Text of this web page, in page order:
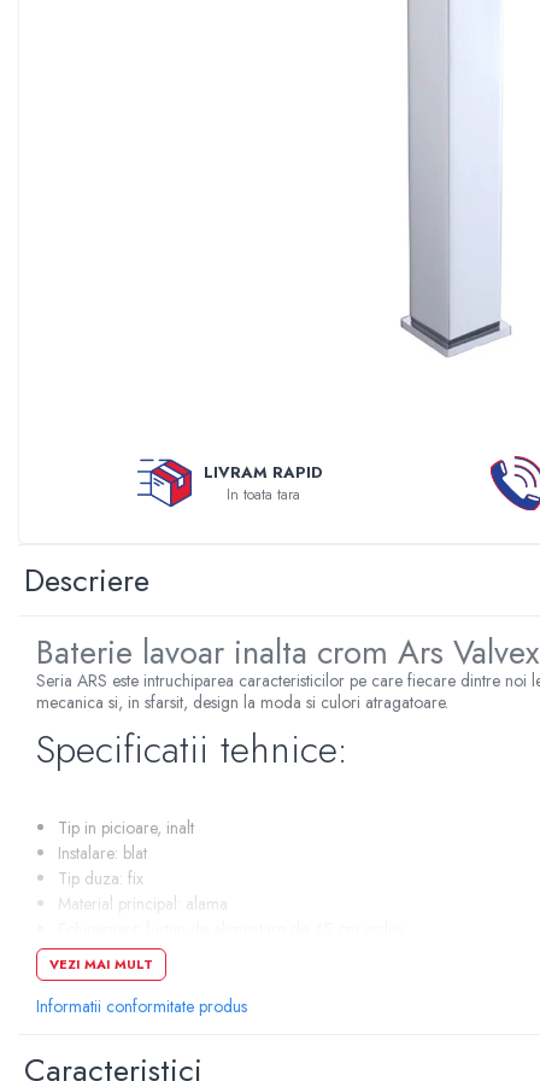
Echipamente HORECA
Accesorii consumabile sterilizator
Carcase Filtre apa
Accesorii consumabile
dedurizatoare apa
Incalzire in pardoseala
Automatizare incalzire in
pardoseala
Kituri incalzire in pardoseala
pardoseala
Distribuitoare incalzire pardoseala
Grup amestec si pompare incalzire
LIVRAM RAPID
In toata tara
Descriere
Baterie lavoar inalta crom Ars
Seria ARS este intruchiparea caracteristicilor pe care fiecare dintre
mecanica si, in sfarsit, design la moda si culori atragatoare.
Specificatii tehnice:
Tip in picioare, inalt
Instalare: blat
Tip duza: fix
Material principal: alama
Finisaj: Lucios
Actionare: Monocomanda
VEZI MAI MULT
Informatii conformitate produs
Caracteristici